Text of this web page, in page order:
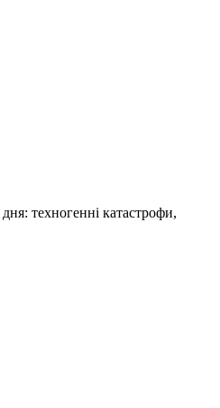
техногенні катастрофи,